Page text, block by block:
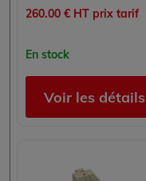
260.00 € HT prix tarif
En stock
Voir les détails